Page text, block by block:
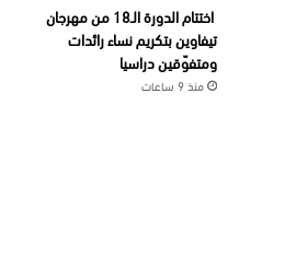
اختتام الدورة الـ18 من مهرجان
تيفاوين بتكريم نساء رائدات
ومتفوّقين دراسيا
منذ 9 ساعات